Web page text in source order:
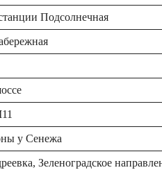
Подсолнечная
у Сенежа
Зеленоградское